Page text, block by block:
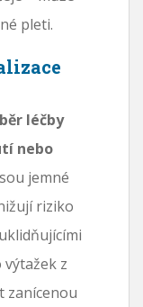
pleti.
léčby
nebo
jemné
riziko
z
zanícenou